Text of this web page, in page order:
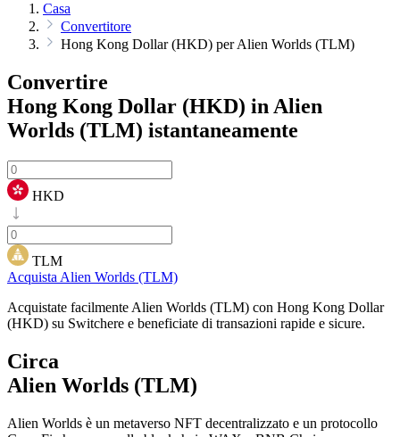
Casa
Convertitore
Hong Kong Dollar (HKD) per Alien Worlds (TLM)
Convertire
Hong Kong Dollar (HKD) in Alien
Worlds (TLM) istantaneamente
HKD
TLM
Acquista Alien Worlds (TLM)
Acquistate facilmente Alien Worlds (TLM) con Hong Kong Dollar
(HKD) su Switchere e beneficiate di transazioni rapide e sicure.
Circa
Alien Worlds (TLM)
Alien Worlds è un metaverso NFT decentralizzato e un protocollo